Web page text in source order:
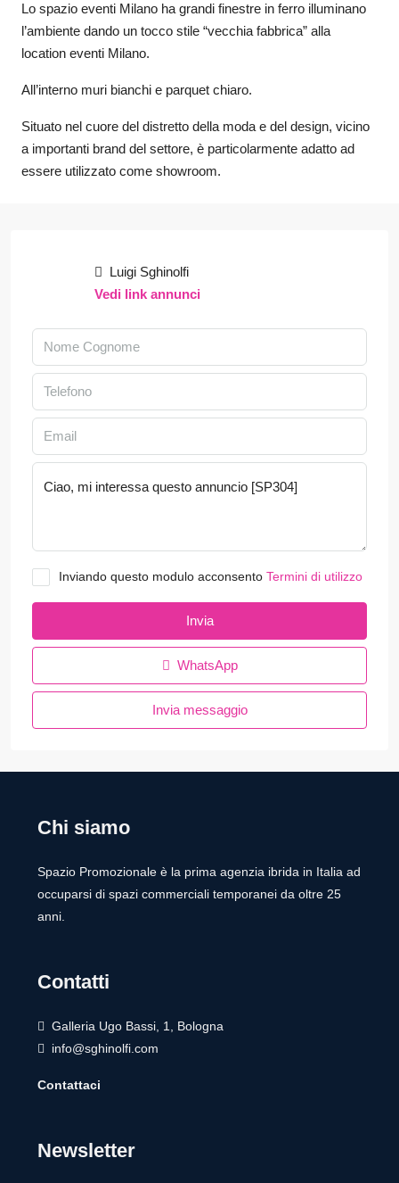
Lo spazio eventi Milano ha grandi finestre in ferro illuminano
l’ambiente dando un tocco stile “vecchia fabbrica” alla
location eventi Milano.
All’interno muri bianchi e parquet chiaro.
Situato nel cuore del distretto della moda e del design, vicino
a importanti brand del settore, è particolarmente adatto ad
essere utilizzato come showroom.
Luigi Sghinolfi
Vedi link annunci
Inviando questo modulo acconsento Termini di utilizzo
Invia
WhatsApp
Invia messaggio
Chi siamo
Spazio Promozionale è la prima agenzia ibrida in Italia ad
occuparsi di spazi commerciali temporanei da oltre 25
anni.
Contatti
Galleria Ugo Bassi, 1, Bologna
info@sghinolfi.com
Contattaci
Newsletter